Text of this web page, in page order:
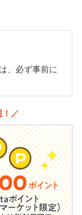
、必ず事前に
！／